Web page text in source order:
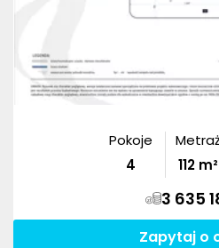
Pokoje
4
112 m²
3 635
Zapytaj o